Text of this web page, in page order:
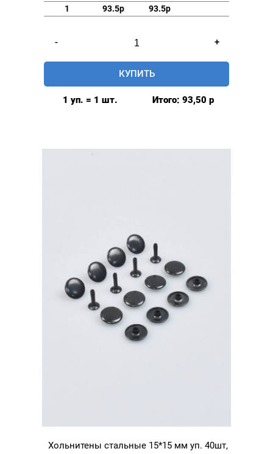
1 93.5р 93.5р
-
товара
Хольнитены
стальные
цвет:
+
КУПИТЬ
1 уп. = 1 шт. Итого: 93,50 р
Хольнитены стальные 15*15 мм уп. 40шт,